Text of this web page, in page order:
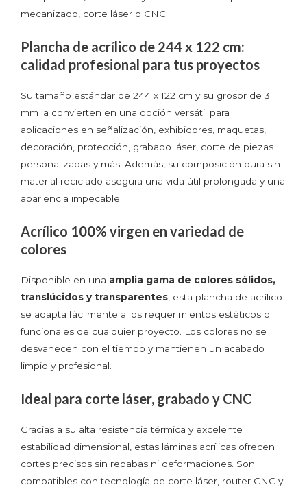
mecanizado, corte láser o CNC.
Plancha de acrílico de 244 x 122 cm:
calidad profesional para tus proyectos
Su tamaño estándar de 244 x 122 cm y su grosor de 3
mm la convierten en una opción versátil para
aplicaciones en señalización, exhibidores, maquetas,
decoración, protección, grabado láser, corte de piezas
personalizadas y más. Además, su composición pura sin
material reciclado asegura una vida útil prolongada y una
apariencia impecable.
Acrílico 100% virgen en variedad de
colores
Disponible en una amplia gama de colores sólidos,
translúcidos y transparentes , esta plancha de acrílico
se adapta fácilmente a los requerimientos estéticos o
funcionales de cualquier proyecto. Los colores no se
desvanecen con el tiempo y mantienen un acabado
limpio y profesional.
Ideal para corte láser, grabado y CNC
Gracias a su alta resistencia térmica y excelente
estabilidad dimensional, estas láminas acrílicas ofrecen
cortes precisos sin rebabas ni deformaciones. Son
compatibles con tecnología de corte láser, router CNC y